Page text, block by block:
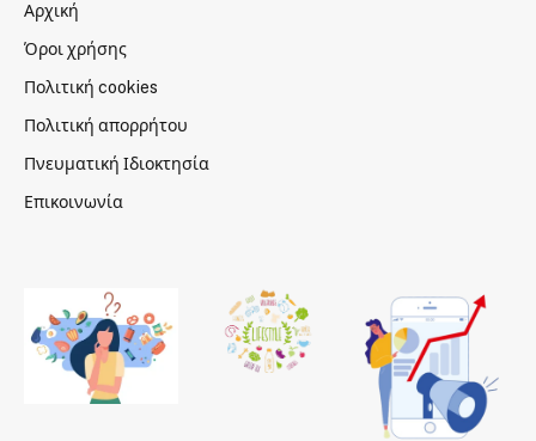
Αρχική
Όροι χρήσης
Πολιτική cookies
Πολιτική απορρήτου
Πνευματική Ιδιοκτησία
Επικοινωνία